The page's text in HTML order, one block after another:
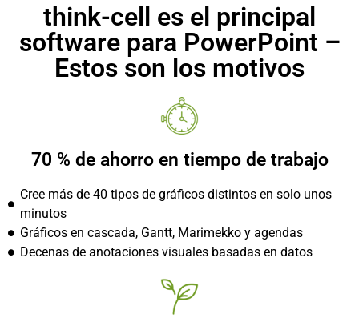
think-cell es el principal
software para PowerPoint –
Estos son los motivos
70 % de ahorro en tiempo de trabajo
Cree más de 40 tipos de gráficos distintos en solo unos
minutos
Gráficos en cascada, Gantt, Marimekko y agendas
Decenas de anotaciones visuales basadas en datos